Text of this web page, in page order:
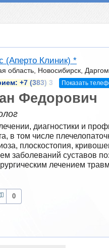
(Аперто Клиник) *
область, Новосибирск,
+7 (383) 3 Показать
Федорович
диагностики и
в том числе
плоскостопия,
заболеваний суставов
лечением
0